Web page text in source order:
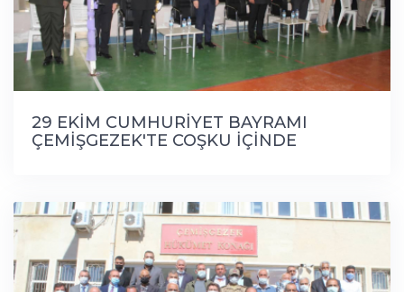
29 EKİM CUMHURİYET BAYRAMI
ÇEMİŞGEZEK'TE COŞKU İÇİNDE